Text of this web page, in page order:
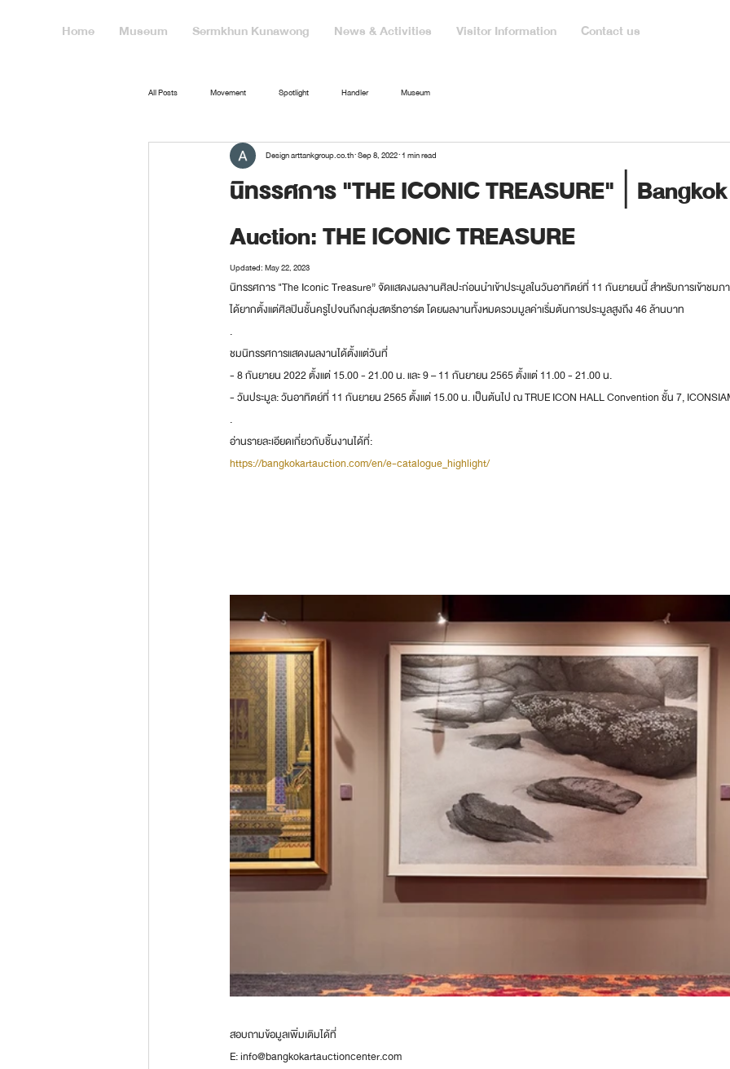
Home Museum Sermkhun Kunawong News & Activities Visitor Information Contact us
All Posts Movement Spotlight Handler Museum
นิทรรศการ "THE ICONIC
Auction: THE ICONIC TREASURE
Design arttankgroup.co.th Sep 8, 2022 1 min read
Updated:May 22, 2023
นิทรรศการ "The Iconic Treasure” จัดแสดงผลงานศิลปะก่อนนำเข้าประมูลในวันอาทิตย์ที่ 11 กันยายนนี้ สำหรับการเข้าชม
ได้ยากตั้งแต่ศิลปินชั้นครูไปจนถึงกลุ่มสตรีทอาร์ต โดยผลงานทั้งหมดรวมมูลค่าเริ่มต้นการประมูลสูงถึง 46 ล้านบาท
.
ชมนิทรรศการแสดงผลงานได้ตั้งแต่วันที่
- 8 กันยายน 2022 ตั้งแต่ 15.00 - 21.00 น. และ 9 – 11 กันยายน 2565 ตั้งแต่ 11.00 - 21.00 น.
- วันประมูล: วันอาทิตย์ที่ 11 กันยายน 2565 ตั้งแต่ 15.00 น. เป็นต้นไป ณ TRUE ICON HALL Convention ชั้น 7,
.
อ่านรายละเอียดเกี่ยวกับชิ้นงานได้ที่:
https://bangkokartauction.com/en/e-catalogue_highlight/
สอบถามข้อมูลเพิ่มเติมได้ที่
E: info@bangkokartauctioncenter.com